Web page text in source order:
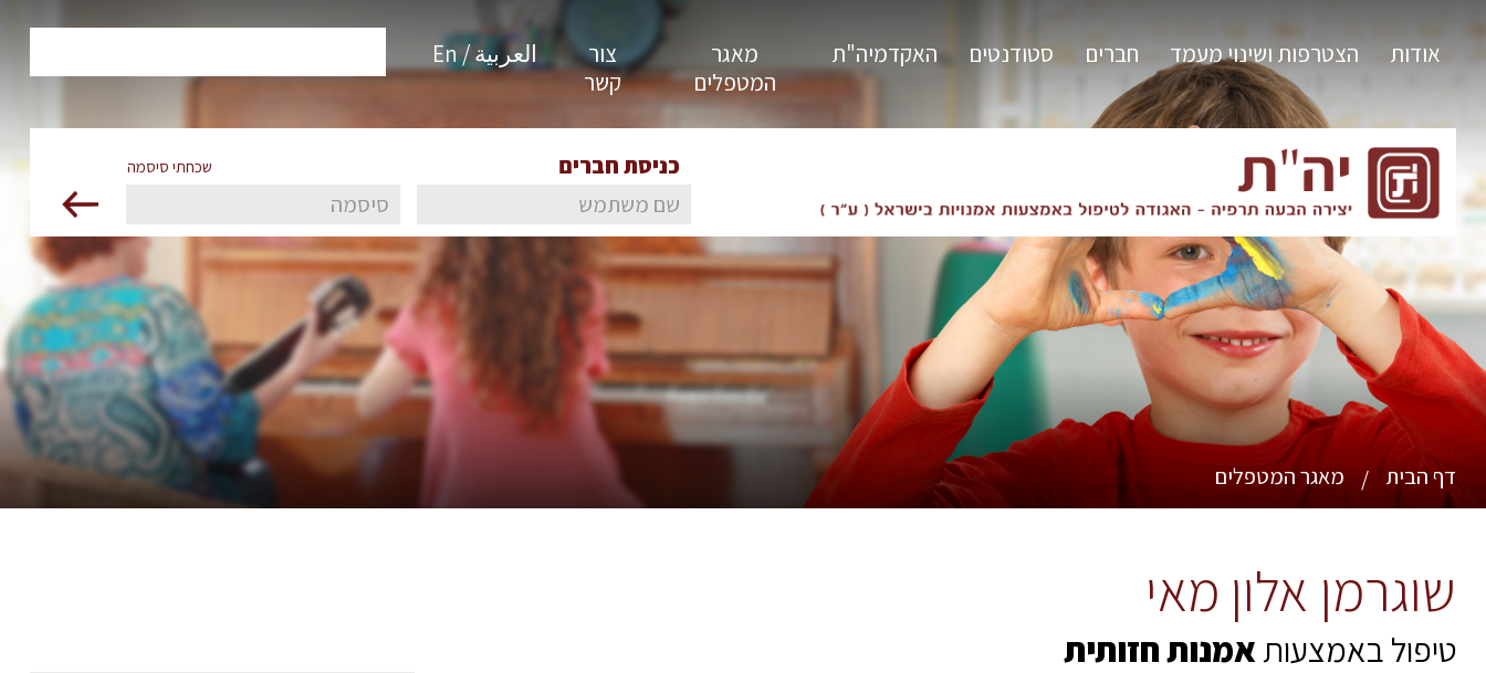
אודות הצטרפות ושינוי מעמד חברים סטודנטים האקדמיה"ת
מאגר
המטפלים
צור
קשר
العربية / En
כניסת חברים שכחתי סיסמה
דף הבית / מאגר המטפלים
שוגרמן אלון מאי
טיפול באמצעותאמנות חזותית